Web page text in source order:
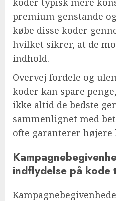
premium genstande
købe disse koder
hvilket sikrer, at de
indhold.
Overvej fordele og
koder kan spare
ikke altid de bedste
sammenlignet med
ofte garanterer
indflydelse på